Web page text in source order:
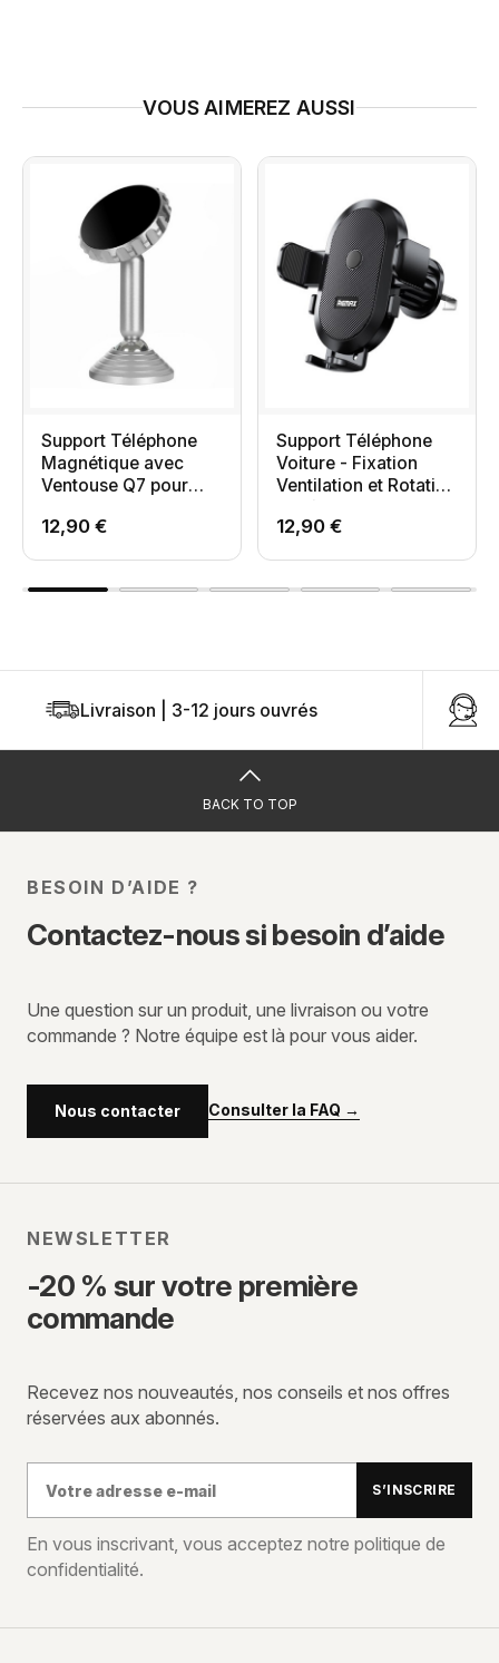
VOUS AIMEREZ AUSSI
Support Téléphone
Magnétique avec
Ventouse Q7 pour
Argent
12,90 €
Support Téléphone
Voiture - Fixation
Ventilation et Rotation
12,90 €
Livraison | 3-12 jours ouvrés
BACK TO TOP
BESOIN D’AIDE ?
Contactez-nous si besoin d’aide
Une question sur un produit, une livraison ou votre
commande ? Notre équipe est là pour vous aider.
Nous contacter Consulter la FAQ →
NEWSLETTER
-20 % sur votre première
commande
Recevez nos nouveautés, nos conseils et nos offres
réservées aux abonnés.
e-
mail
S’INSCRIRE
En vous inscrivant, vous acceptez notre politique de
confidentialité.